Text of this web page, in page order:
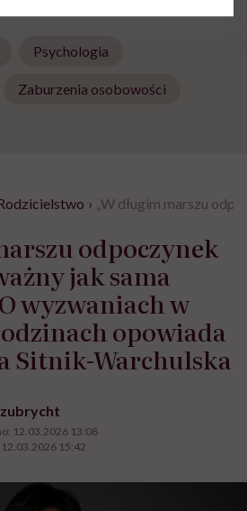
Psychologia
Zaburzenia osobowości
› „W długim marszu
odpoczynek
jak sama
wyzwaniach w
opowiada
Sitnik-Warchulska
12.03.2026 13:08
12.03.2026 15:42